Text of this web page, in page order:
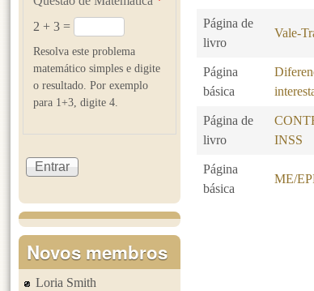
Página de
livro
Vale-
Página
básica
Página de
livro
INSS
Página
básica
ME/
2 + 3 =
Resolva este problema
matemático simples e digite
o resultado. Por exemplo
para 1+3, digite 4.
Novos membros
Loria Smith